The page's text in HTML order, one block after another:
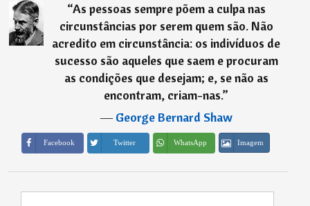
“As pessoas sempre põem a culpa nas
circunstâncias por serem quem são. Não
acredito em circunstância: os indivíduos de
sucesso são aqueles que saem e procuram
as condições que desejam; e, se não as
encontram, criam-nas.”
―George Bernard Shaw
Facebook Twitter WhatsApp Imagem